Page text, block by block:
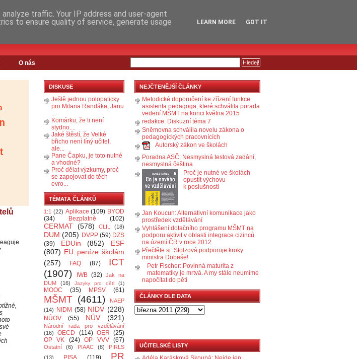
O nás
DISKUSE
Ještě jednou polopaticky
pro Milana Randáka, Janu
...
Komárku, že ti není
stydno....
Jaké štěstí, že Velké
břicho není líný učitel,
ale...
Pane Čapku, je toto nutné
a vhodné?
Proč dělat výzkumy, proč
se zapojovat do těch
evro...
TÉMATA ČLÁNKŮ
1:1 (22) Aplikace (109) BYOD
(34)
Bezplatně (102)
CERMAT (578) CLIL (18)
DUM (205) DVPP (59) DZS
(39)
EDUin (852)
ESF
(807) EU peníze školám
(257)
FAQ (87)
ICT
(1907)
IWB (32) Jak na
DUM
(16) Jazyky pro děti (1)
MOOC (35) MPSV (61)
MŠMT (4611)
NAEP
(14)
NIDM (58) NIDV (228)
NÚOV (55) NÚV (321)
Národní rada pro vzdělávání
(16)
OECD (114) OER (25)
OP VK
(24) OP VVV (67)
Ostatní (6) PIAAC (8)
PIRLS
(13)
PISA (119)
PR
NEJČTENĚJŠÍ ČLÁNKY
Metodické doporučení ke zřízení funkce
asistenta pedagoga, které schválila porada
vedení MŠMT na konci května 2015
redakce: Diskuzní téma 7
Sněmovna schválila novelu zákona o
pedagogických pracovnících
Autorský zákon ve školách
Poradna ASČ: Nesmyslná testová zadání,
nesmyslná čeština
Proč je nutné ve školách
opustit výchovu
k poslušnosti
Jan Koucun: Alternativní komunikace jako
prostředek vzdělávání
Vyhlášení dotačního programu MŠMT na
podporu aktivit v oblasti integrace cizinců
na území ČR v roce 2012
Přečtěte si: Stolzová podporuje kroky
ministra Dobeše!
Petr Fischer: Povinná maturita z
matematiky je mrtvá. A my stále neumíme
napočítat do pěti
ČLÁNKY DLE DATA
UČITELSKÉ LISTY
traffic. Your IP address and user-agent
to ensure quality of service, generate usage
LEARN MORE GOT IT